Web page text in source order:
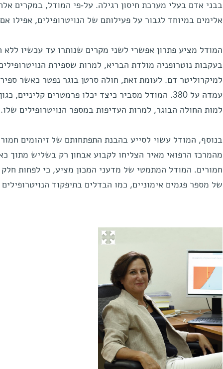
בבני אדם בעלי מערכת חיסון רגילה. על-פי המודל, במקרים
אלימים במיוחד לגבור על פעילותם של הנויטרופילים, אפילו
המודל מציע פתרון אפשרי לשני מקרים שנותרו עד עכשיו
למיקרוליטר דם. לעומת זאת, חולה סרטן בוגר נפטר כאשר
עמדה על 380. המודל מסביר כיצד יכלו פרמטרים
למות החולה הבוגר, למרות העדיפות במספר הנויטרופילים שלו.
בנוסף, המודל עשוי לסייע בהבנת התפתחותם של זיהומים
מהמרכז הרפואי מאיר הצליחו לקבוע אבחון רק בשליש מתוך
חמורים. המודל המתמטי של מדעני המכון מציע, כי לפחות
של מספר פגמים אימוניים, כמו הבדלים בתיפקוד הנויטרופילים